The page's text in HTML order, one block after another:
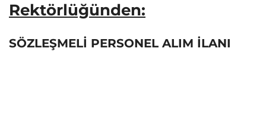
Rektörlüğünden:
SÖZLEŞMELİ PERSONEL ALIM İLANI